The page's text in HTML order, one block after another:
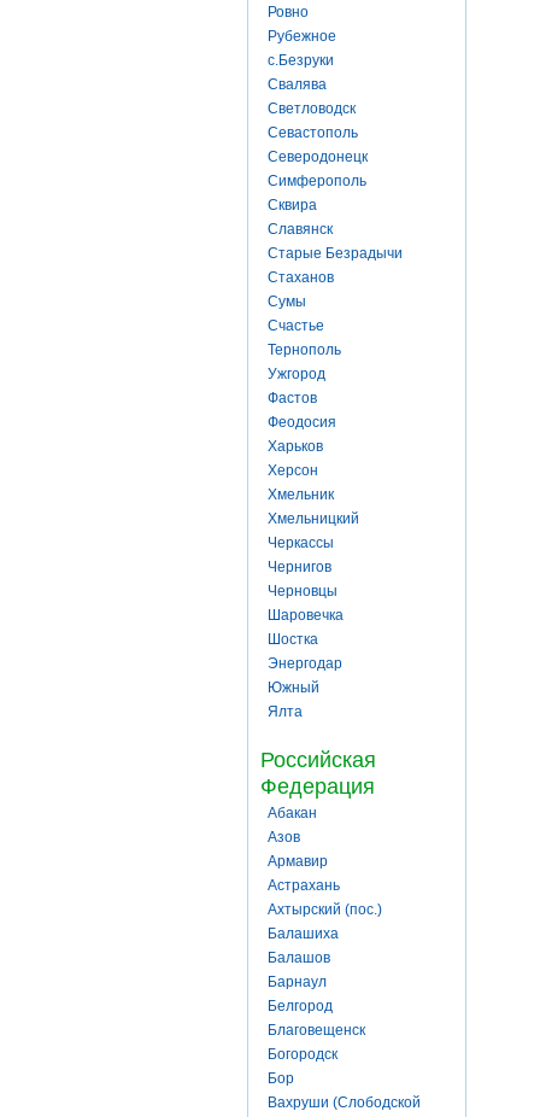
Ровно
Рубежное
с.Безруки
Свалява
Светловодск
Севастополь
Северодонецк
Симферополь
Сквира
Славянск
Старые Безрадычи
Стаханов
Сумы
Счастье
Тернополь
Ужгород
Фастов
Феодосия
Харьков
Херсон
Хмельник
Хмельницкий
Черкассы
Чернигов
Черновцы
Шаровечка
Шостка
Энергодар
Южный
Ялта
Российская
Федерация
Абакан
Азов
Армавир
Астрахань
Ахтырский (пос.)
Балашиха
Балашов
Барнаул
Белгород
Благовещенск
Богородск
Бор
Вахруши (Слободской